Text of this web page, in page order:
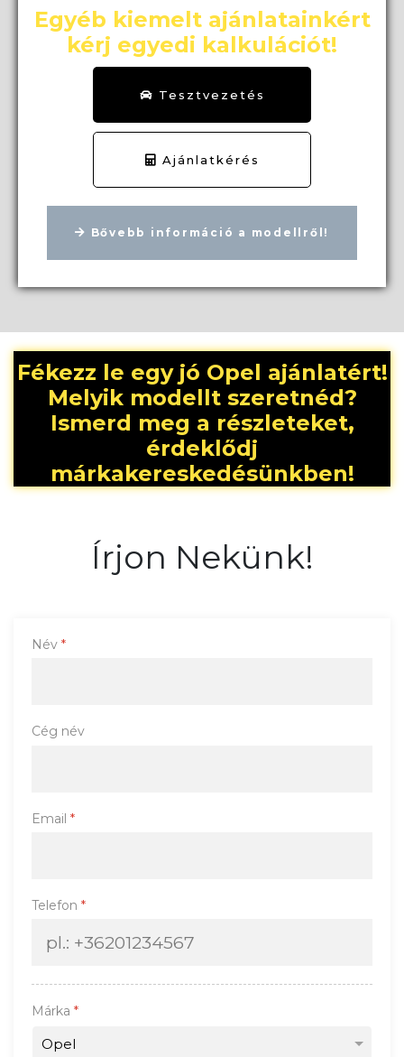
Egyéb kiemelt ajánlatainkért
kérj egyedi kalkulációt!
Tesztvezetés
Ajánlatkérés
Bővebb információ a modellről!
Fékezz le egy jó Opel ajánlatért!
Melyik modellt szeretnéd?
Ismerd meg a részleteket,
érdeklődj
márkakereskedésünkben!
Írjon Nekünk!
Név *
Cég név
Email *
Telefon *
Márka *